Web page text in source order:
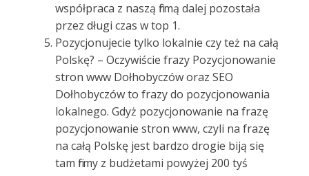
współpraca z naszą firmą dalej pozostała
przez długi czas w top 1.
Pozycjonujecie tylko lokalnie czy też na całą
Polskę? – Oczywiście frazy Pozycjonowanie
stron www Dołhobyczów oraz SEO
Dołhobyczów to frazy do pozycjonowania
lokalnego. Gdyż pozycjonowanie na frazę
pozycjonowanie stron www, czyli na frazę
na całą Polskę jest bardzo drogie biją się
tam firmy z budżetami powyżej 200 tyś